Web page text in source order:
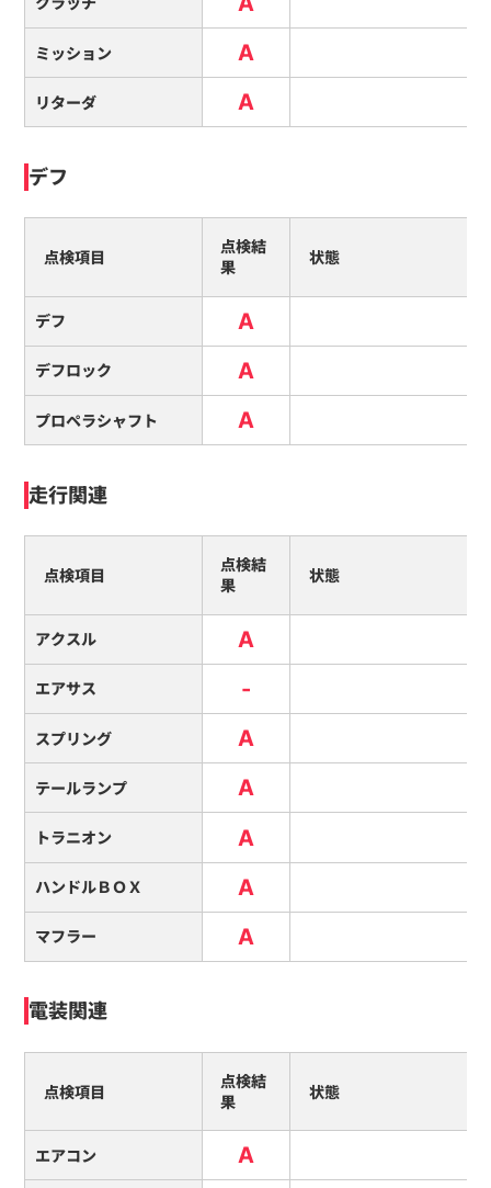
ミッション A
リターダ A
デフ
点検項目
点検結
果
状態
デフ A
デフロック A
プロペラシャフト A
走行関連
点検項目
点検結
果
状態
アクスル A
エアサス -
スプリング A
テールランプ A
トラニオン A
ハンドルＢＯＸ A
マフラー A
電装関連
点検項目
点検結
果
状態
エアコン A